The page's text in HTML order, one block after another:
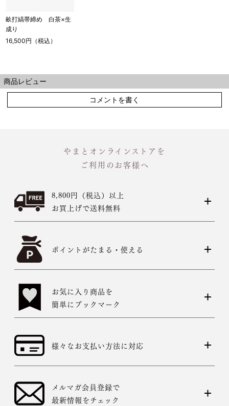
畝打縞帯締め 白茶×生
成り
16,500円（税込）
商品レビュー
コメントを書く
やまとオンラインストアを
ご利用のお客様へ
8,800円（税込）以上
お買上げで送料無料
ポイントがたまる・使える
お気に入り商品を
簡単にブックマーク
様々なお支払い方法に対応
メルマガ会員登録で
最新情報をチェック